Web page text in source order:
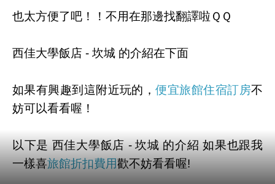
也太方便了吧！！不用在那邊找翻譯啦ＱＱ
西佳大學飯店 - 坎城 的介紹在下面
如果有興趣到這附近玩的，便宜旅館住宿訂房不
妨可以看看喔！
以下是 西佳大學飯店 - 坎城 的介紹 如果也跟我
一樣喜旅館折扣費用歡不妨看看喔!